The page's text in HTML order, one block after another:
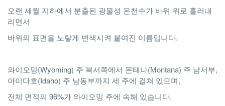
오랜 세월 지하에서 분출된 광물성 온천수가 바위 위로 흘러내
리면서
바위의 표면을 노랗게 변색시켜 붙여진 이름입니다.
와이오밍(Wyoming) 주 북서쪽에서 몬태나(Montana) 주 남서부,
아이다호(Idaho) 주 남동부까지 세 주에 걸쳐 있으며,
전체 면적의 96%가 와이오밍 주에 속해 있습니다.